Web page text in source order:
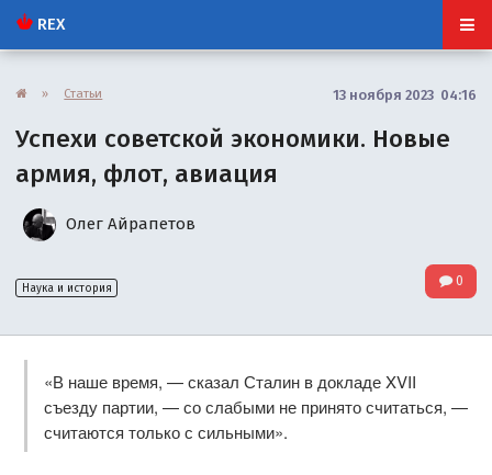
REX
» Статьи 13 ноября 2023 04:16
Успехи советской экономики. Новые
армия, флот, авиация
Олег Айрапетов
Наука и история 0
«В наше время, — сказал Сталин в докладе XVII
съезду партии, — со слабыми не принято считаться, —
считаются только с сильными».